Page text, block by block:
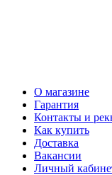
О магазине
Гарантия
Контакты и
Как купить
Доставка
Вакансии
Личный